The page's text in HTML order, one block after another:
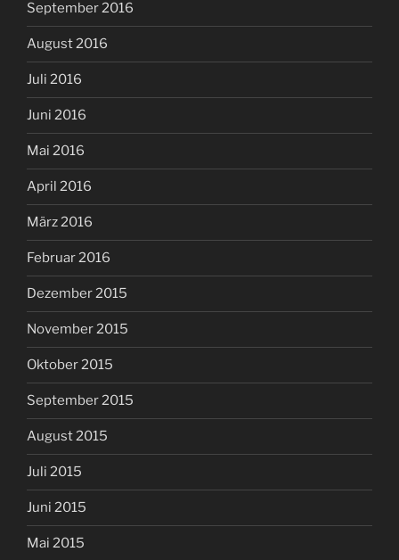
September 2016
August 2016
Juli 2016
Juni 2016
Mai 2016
April 2016
März 2016
Februar 2016
Dezember 2015
November 2015
Oktober 2015
September 2015
August 2015
Juli 2015
Juni 2015
Mai 2015